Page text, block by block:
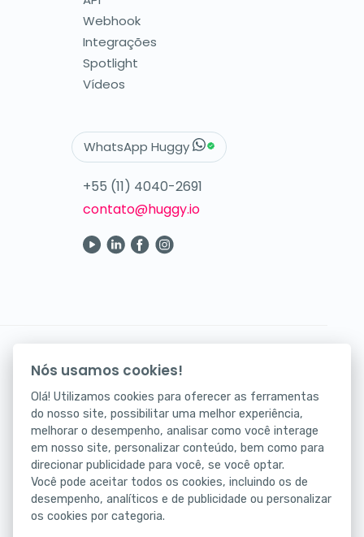
Webhook
Integrações
Spotlight
Vídeos
WhatsApp Huggy
+55 (11) 4040-2691
contato@huggy.io
Baixe agora nosso app!
Nós usamos cookies!
Olá! Utilizamos cookies para oferecer as ferramentas
do nosso site, possibilitar uma melhor experiência,
melhorar o desempenho, analisar como você interage
em nosso site, personalizar conteúdo, bem como para
direcionar publicidade para você, se você optar.
Você pode aceitar todos os cookies, incluindo os de
desempenho, analíticos e de publicidade ou personalizar
os cookies por categoria.